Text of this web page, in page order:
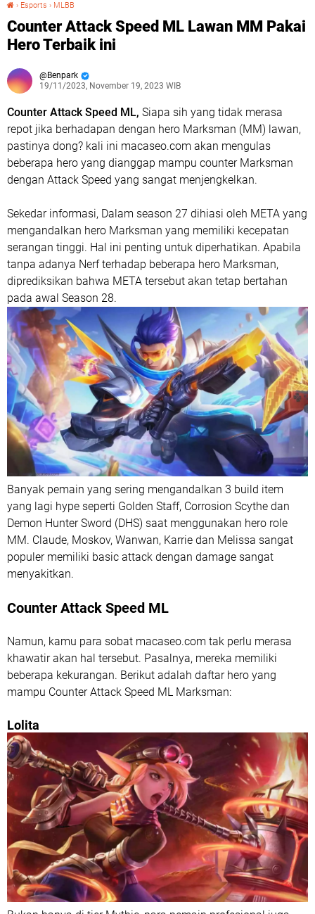
› Esports › MLBB
Counter Attack Speed ML Lawan MM Pakai
Hero Terbaik ini
Benpark
19/11/2023, November 19, 2023 WIB
Counter Attack Speed ML, Siapa sih yang tidak merasa
repot jika berhadapan dengan hero Marksman (MM) lawan,
pastinya dong? kali ini macaseo.com akan mengulas
beberapa hero yang dianggap mampu counter Marksman
dengan Attack Speed yang sangat menjengkelkan.
Sekedar informasi, Dalam season 27 dihiasi oleh META yang
mengandalkan hero Marksman yang memiliki kecepatan
serangan tinggi. Hal ini penting untuk diperhatikan. Apabila
tanpa adanya Nerf terhadap beberapa hero Marksman,
diprediksikan bahwa META tersebut akan tetap bertahan
pada awal Season 28.
Banyak pemain yang sering mengandalkan 3 build item
yang lagi hype seperti Golden Staff, Corrosion Scythe dan
Demon Hunter Sword (DHS) saat menggunakan hero role
MM. Claude, Moskov, Wanwan, Karrie dan Melissa sangat
populer memiliki basic attack dengan damage sangat
menyakitkan.
Counter Attack Speed ML
Namun, kamu para sobat macaseo.com tak perlu merasa
khawatir akan hal tersebut. Pasalnya, mereka memiliki
beberapa kekurangan. Berikut adalah daftar hero yang
mampu Counter Attack Speed ML Marksman:
Lolita